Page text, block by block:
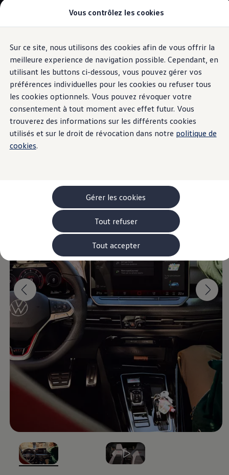
Vous contrôlez les cookies
Sur ce site, nous utilisons des cookies afin de vous offrir la
meilleure experience de navigation possible. Cependant, en
utilisant les buttons ci-dessous, vous pouvez gérer vos
préférences individuelles pour les cookies ou refuser tous
les cookies optionnels. Vous pouvez révoquer votre
consentement à tout moment avec effet futur. Vous
trouverez des informations sur les différents cookies
utilisés et sur le droit de révocation dans notre politique de
cookies.
Tout accepter
Tout refuser
Gérer les cookies
Aller au
contenu
principal
Aller
au
pied
de
page
Modèles et configurateur
Offres pour particuliers
ID. Polo
ID.3 Neo
T-Roc
T-Cross
Taigo
Golf
Tiguan
Tayron
ID.3 GTX FIRE+ICE
Brochure promotionelle
Véhicules en stock
Véhicules d'occasions
-> Volkswagen Financial Services (Leasing)
Listes de prix
Rouler en électrique
Nos véhicules hybrides
Recharge & autonomie
Comment payer ?
Où recharger ?
Comment recharger ?
Autonomie
Garantie et entretien de la batterie
Nos simulateurs
Simulateur de coût de recharge
Simulateur d'autonomie
Simulateur de temps de recharge
-> Batterie et sécurité
-> SWIO - The Energy Company
Propriétaires et Service
myVolkswagen
Aide sur les applis et les services numériques
Navigation Map Update
Accessoires
Accessoires de transport
Accessoires Volkswagen
Entretien et pièces
Réparation & service
Contrôles saisonniers et garantie
Manuel d'utilisation numérique
Intérieur
Profitez du confort
sportif
, 1 de 3